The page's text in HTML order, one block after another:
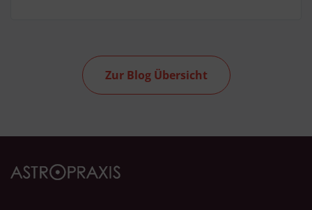
Zur Blog Übersicht